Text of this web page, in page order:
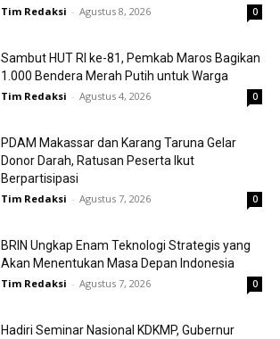
Tim Redaksi - Agustus 8, 2026 0
Sambut HUT RI ke-81, Pemkab Maros Bagikan
1.000 Bendera Merah Putih untuk Warga
Tim Redaksi - Agustus 4, 2026 0
PDAM Makassar dan Karang Taruna Gelar
Donor Darah, Ratusan Peserta Ikut
Berpartisipasi
Tim Redaksi - Agustus 7, 2026 0
BRIN Ungkap Enam Teknologi Strategis yang
Akan Menentukan Masa Depan Indonesia
Tim Redaksi - Agustus 7, 2026 0
Hadiri Seminar Nasional KDKMP, Gubernur